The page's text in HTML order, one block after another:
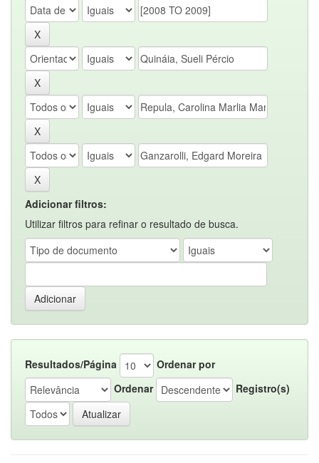
Adicionar filtros:
Utilizar filtros para refinar o resultado de busca.
Resultados/Página
Ordenar por
Ordenar
Registro(s)